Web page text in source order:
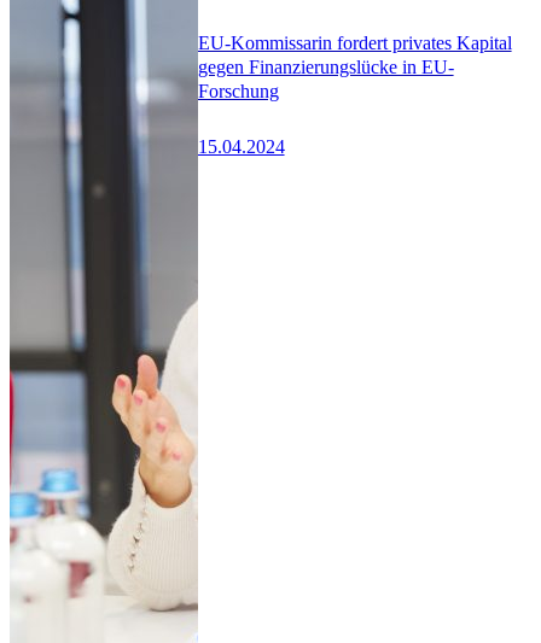
EU-Kommissarin fordert privates Kapital
gegen Finanzierungslücke in EU-
Forschung
15.04.2024